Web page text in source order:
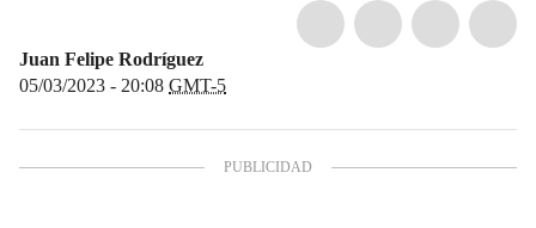
Juan Felipe Rodríguez
05/03/2023 - 20:08 GMT-5